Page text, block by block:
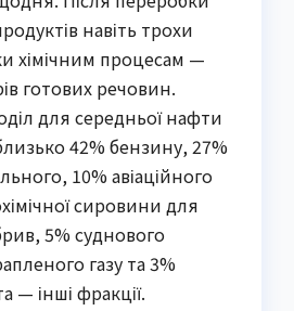
навіть трохи
хімічним процесам —
готових речовин.
для середньої нафти
42% бензину, 27%
10% авіаційного
сировини для
5% суднового
газу та 3%
— інші фракції.